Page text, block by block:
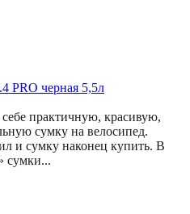
PRO черная 5,5л
практичную, красивую,
сумку на велосипед.
и сумку наконец купить. В
сумки...